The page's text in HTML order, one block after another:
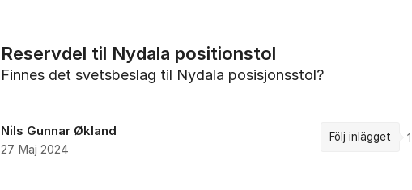
Reservdel til Nydala positionstol
Finnes det svetsbeslag til Nydala posisjonsstol?
Nils Gunnar Økland
27 Maj 2024
Följ inlägget 1